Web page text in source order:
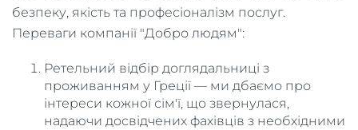
безпеку, якість та професіоналізм послуг.
Переваги компанії "Добро людям":
Ретельний відбір доглядальниці з
проживанням у Греції — ми дбаємо про
інтереси кожної сім'ї, що звернулася,
надаючи досвідчених фахівців з необхідними